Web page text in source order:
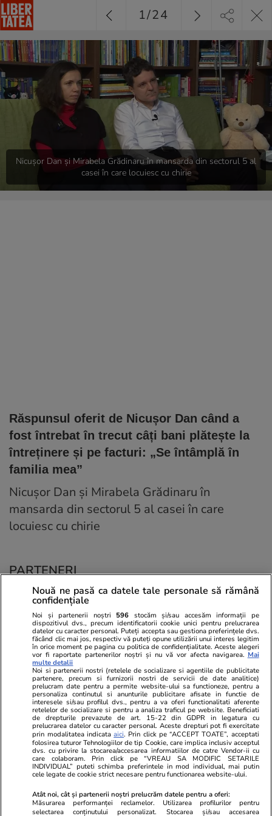
Nicușor Dan și Mirabela Grădinaru în mansarda din sectorul 5 al
casei în care locuiesc cu chirie
Răspunsul oferit de Nicușor Dan când a
fost întrebat în trecut câți bani plătește la
întreținere și pe facturi: „Se întâmplă în
familia mea”
Nicușor Dan și Mirabela Grădinaru în
mansarda din sectorul 5 al casei în care
locuiesc cu chirie
1/24
PARTENERI
Viva.ro
"Nici acum nu îi știu bine. Nu îi știu familia".
A tăcut luni întregi, dar acum Gina Matache a
spus adevărul despre relația cu ginerele ei,
Radu Siffr...
Unica.ro
Nu și ei! S-au
căsnicie! Cei doi
secret. Nimeni
motiv al
Nouă ne pasă ca datele tale personale să rămână
confidențiale
Noi și partenerii noștri 596 stocăm și/sau accesăm informații pe
dispozitivul dvs., precum identificatorii cookie unici pentru prelucrarea
datelor cu caracter personal. Puteți accepta sau gestiona preferințele dvs.
făcând clic mai jos, respectiv vă puteți opune utilizării unui interes legitim
în orice moment pe pagina cu politica de confidențialitate. Aceste alegeri
vor fi raportate partenerilor noștri și nu vă vor afecta navigarea. Mai
multe detalii
Noi si partenerii nostri (retelele de socializare si agentiile de publicitate
partenere, precum si furnizorii nostri de servicii de date analitice)
prelucram date pentru a permite website-ului sa functioneze, pentru a
personaliza continutul si anunturile publicitare afisate in functie de
interesele si/sau profilul dvs., pentru a va oferi functionalitati aferente
retelelor de socializare si pentru a analiza traficul pe website. Beneficiati
de drepturile prevazute de art. 15-22 din GDPR in legatura cu
prelucrarea datelor cu caracter personal. Aceste drepturi pot fi exercitate
prin modalitatea indicataaici. Prin click pe “ACCEPT TOATE”, acceptati
folosirea tuturor Tehnologiilor de tip Cookie, care implica inclusiv acceptul
dvs. cu privire la stocarea/accesarea informatiilor de catre Vendor-ii cu
care colaboram. Prin click pe “VREAU SA MODIFIC SETARILE
INDIVIDUAL” puteti schimba preferintele in mod individual, mai putin
cele legate de cookie strict necesare pentru functionarea website-ului.
Atât noi, cât și partenerii noștri prelucrăm datele pentru a oferi:
Măsurarea performanței reclamelor. Utilizarea profilurilor pentru
selectarea conținutului personalizat. Stocarea și/sau accesarea